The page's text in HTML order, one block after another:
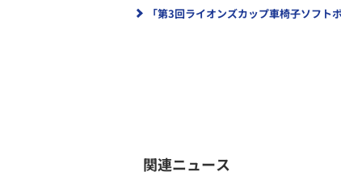
「第3回ライオンズカップ車椅子ソフト
関連ニュース